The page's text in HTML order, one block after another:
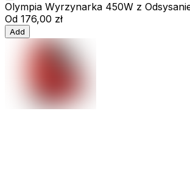
Olympia Wyrzynarka 450W z
Od 176,00 zł
Add